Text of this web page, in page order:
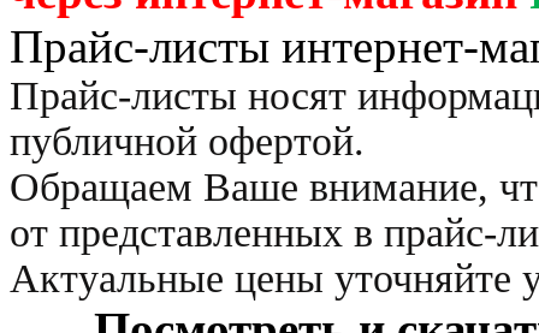
Прайс-листы интернет-
Прайс-листы носят
публичной офертой.
Обращаем Ваше внимание,
от представленных в прайс-
Актуальные цены уточняйте